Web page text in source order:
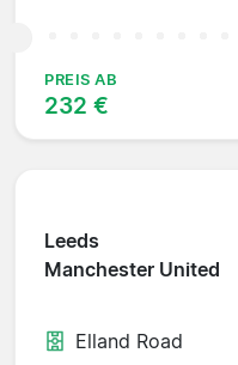
PREIS AB
232 €
Leeds
Manchester United
Elland Road